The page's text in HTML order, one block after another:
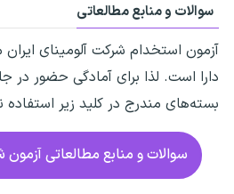
سوالات و منابع مطالعاتی
آزمون استخدام شرکت آلومینای ایران
دارا است. لذا برای آمادگی حضور در
بسته‌های مندرج در کلید زیر استفاده
سوالات و منابع مطالعاتی آزمون